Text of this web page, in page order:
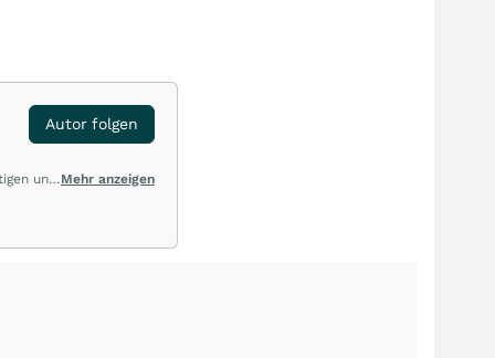
Autor folgen
Mehr anzeigen
und